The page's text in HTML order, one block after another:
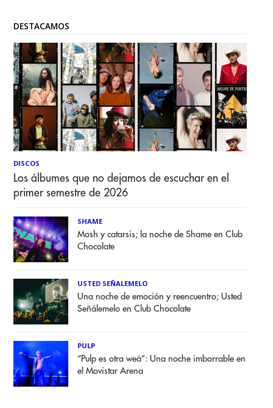
DESTACAMOS
DISCOS
Los álbumes que no dejamos de escuchar en el
primer semestre de 2026
SHAME
Mosh y catarsis; la noche de Shame en Club
Chocolate
USTED SEÑALEMELO
Una noche de emoción y reencuentro; Usted
Señálemelo en Club Chocolate
PULP
“Pulp es otra weá”: Una noche imborrable en
el Movistar Arena